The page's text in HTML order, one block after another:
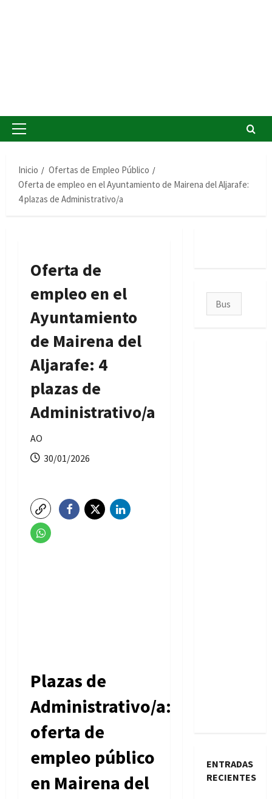
Menú
Inicio
Ofertas de Empleo Público
Oferta de empleo en el Ayuntamiento de Mairena del Aljarafe:
4 plazas de Administrativo/a
Oferta de
empleo en el
Ayuntamiento
de Mairena del
Aljarafe: 4
plazas de
Administrativo/a
AO
30/01/2026
Plazas de
Administrativo/a:
oferta de
empleo público
en Mairena del
Buscar:
ENTRADAS
RECIENTES